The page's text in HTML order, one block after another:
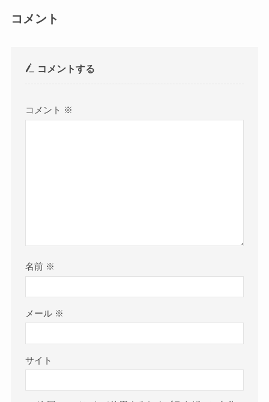
コメント
コメントする
コメント ※
名前 ※
メール ※
サイト